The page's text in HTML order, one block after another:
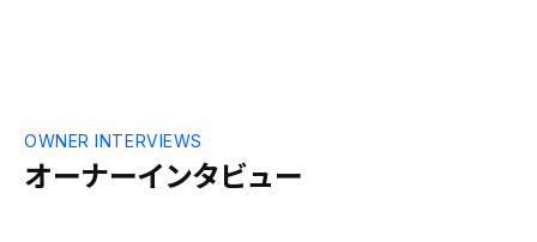
オーナーインタビュー
OWNER INTERVIEWS